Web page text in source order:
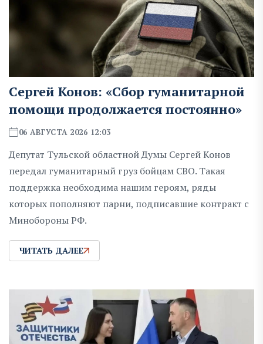
Сергей Конов: «Сбор гуманитарной
помощи продолжается постоянно»
06 АВГУСТА 2026 12:03
Депутат Тульской областной Думы Сергей Конов
передал гуманитарный груз бойцам СВО. Такая
поддержка необходима нашим героям, ряды
которых пополняют парни, подписавшие контракт с
Минобороны РФ.
ЧИТАТЬ ДАЛЕЕ